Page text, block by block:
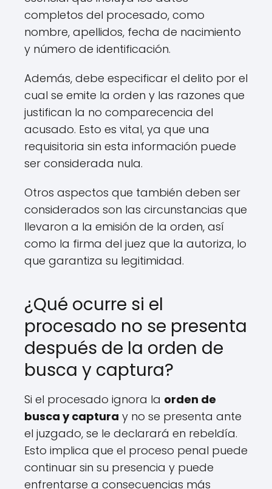
completos del procesado, como
nombre, apellidos, fecha de nacimiento
y número de identificación.
Además, debe especificar el delito por el
cual se emite la orden y las razones que
justifican la no comparecencia del
acusado. Esto es vital, ya que una
requisitoria sin esta información puede
ser considerada nula.
Otros aspectos que también deben ser
considerados son las circunstancias que
llevaron a la emisión de la orden, así
como la firma del juez que la autoriza, lo
que garantiza su legitimidad.
¿Qué ocurre si el
procesado no se presenta
después de la orden de
busca y captura?
Si el procesado ignora la orden de
busca y captura y no se presenta ante
el juzgado, se le declarará en rebeldía.
Esto implica que el proceso penal puede
continuar sin su presencia y puede
enfrentarse a consecuencias más